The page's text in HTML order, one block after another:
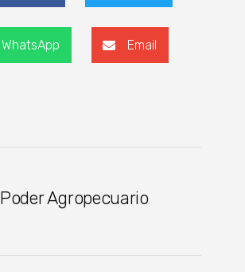
WhatsApp Email
Poder Agropecuario